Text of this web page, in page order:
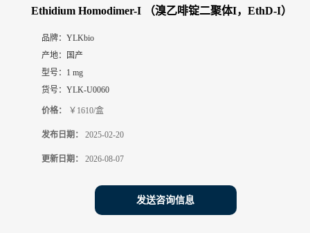
Ethidium Homodimer-I （溴乙啡锭二聚体I，EthD-I）
品牌： YLKbio
产地：
国产
型号： 1 mg
货号： YLK-U0060
价格： ￥1610/盒
发布日期： 2025-02-20
更新日期： 2026-08-07
发送咨询信息